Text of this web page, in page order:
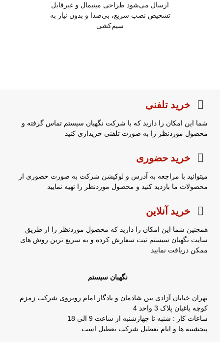
ارسال می‌شود طراحی مینیمال و غیرقابل
تشخیص نصب سریع، بی‌صدا و بدون نیاز به
سیم‌کشی
خرید تلفنی
شما این امکان را دارید که با شرکت نگهبان سیستم تماس گرفته و
محصول موردنظر را به صورت تلفنی خریداری کنید
خرید حضوری
میتوانید با مراجعه به آدرس و لوکیشن شرکت به صورت حضوری از
محصولات ما بازدید کنید و محصول موردنظر را تهیه نمایید
خرید آنلاین
همچنین شما این امکان را دارید که محصول موردنظر را از طریق
سایت نگهبان سیستم ثبت سفارش کرده و به سریع ترین روش های
ممکن دریافت نمایید
نگهبان سیستم
تهران خیابان آزادی بین شادمان و یادگار امام روبروی شرکت زمزم
کوچه باغبان پلاک 3 واحد 4
ساعات کار : شنبه تا چهارشنبه از ساعت 9 الی 18
پنجشنبه ها و ایام تعطیل شرکت تعطیل است.